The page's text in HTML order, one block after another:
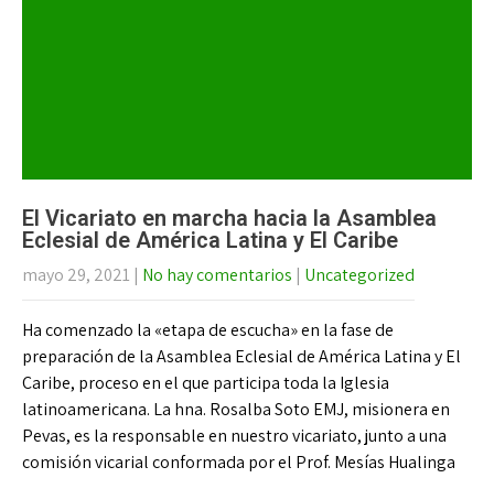
El Vicariato en marcha hacia la Asamblea
Eclesial de América Latina y El Caribe
mayo 29, 2021 | No hay comentarios | Uncategorized
Ha comenzado la «etapa de escucha» en la fase de
preparación de la Asamblea Eclesial de América Latina y El
Caribe, proceso en el que participa toda la Iglesia
latinoamericana. La hna. Rosalba Soto EMJ, misionera en
Pevas, es la responsable en nuestro vicariato, junto a una
comisión vicarial conformada por el Prof. Mesías Hualinga